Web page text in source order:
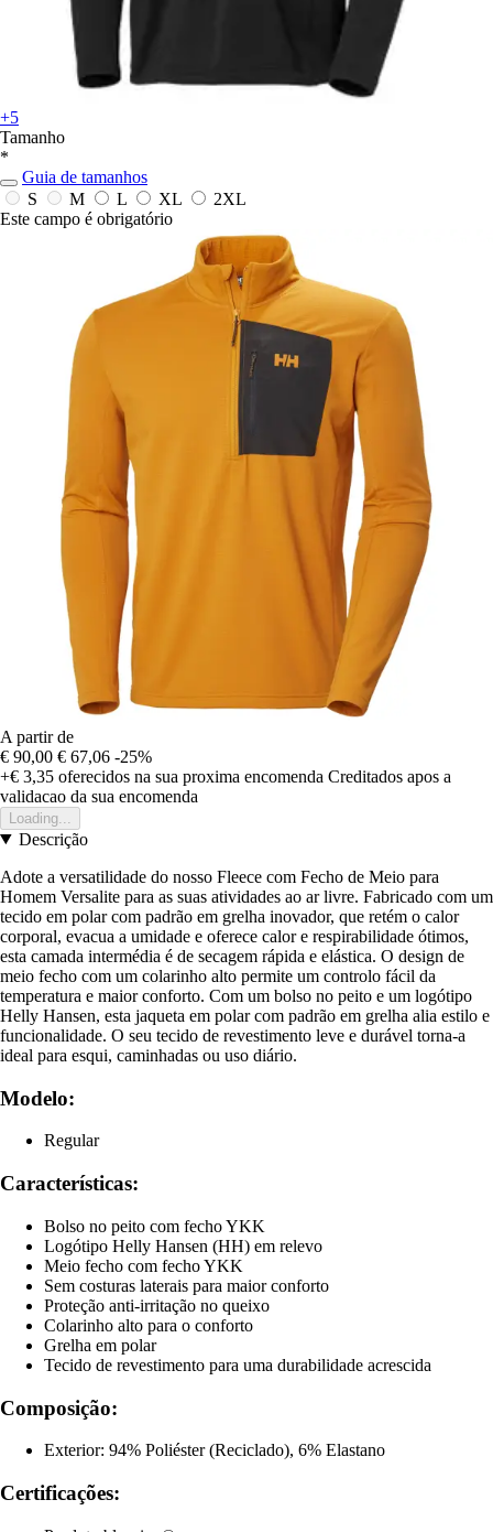
+5
Tamanho
*
Guia de tamanhos
S
M L XL
2XL
Este campo é obrigatório
A partir de
€ 90,00 € 67,06 -25%
+€ 3,35 oferecidos na sua proxima encomenda Creditados apos a
validacao da sua encomenda
Loading...
Descrição
Adote a versatilidade do nosso Fleece com Fecho de Meio para
Homem Versalite para as suas atividades ao ar livre. Fabricado com um
tecido em polar com padrão em grelha inovador, que retém o calor
corporal, evacua a umidade e oferece calor e respirabilidade ótimos,
esta camada intermédia é de secagem rápida e elástica. O design de
meio fecho com um colarinho alto permite um controlo fácil da
temperatura e maior conforto. Com um bolso no peito e um logótipo
Helly Hansen, esta jaqueta em polar com padrão em grelha alia estilo e
funcionalidade. O seu tecido de revestimento leve e durável torna-a
ideal para esqui, caminhadas ou uso diário.
Modelo:
Regular
Características:
Bolso no peito com fecho YKK
Logótipo Helly Hansen (HH) em relevo
Meio fecho com fecho YKK
Sem costuras laterais para maior conforto
Proteção anti-irritação no queixo
Colarinho alto para o conforto
Grelha em polar
Tecido de revestimento para uma durabilidade acrescida
Composição:
Exterior: 94% Poliéster (Reciclado), 6% Elastano
Certificações: